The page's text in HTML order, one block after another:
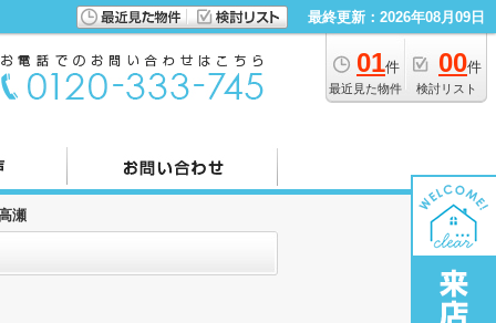
最終更新：2026年08月09日
01件
最近見た物件
00件
検討リスト
瀬